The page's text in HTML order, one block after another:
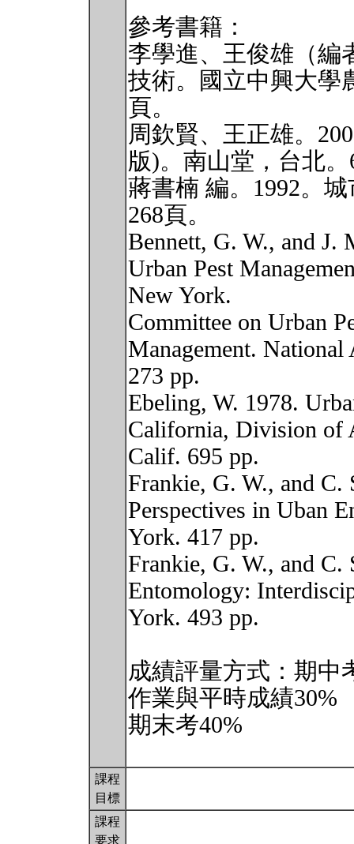
參考書籍：
李學進、王俊雄（編
技術。國立中興大學
頁。
周欽賢、王正雄。
版)。南山堂，台北。
蔣書楠 編。1992。
268頁。
Bennett, G. W., and J.
Urban Pest
New York.
Committee on Urban
Management. National
273 pp.
Ebeling, W. 1978.
California, Division of
Calif. 695 pp.
Frankie, G. W., and C.
Perspectives in Uban
York. 417 pp.
Frankie, G. W., and C.
Entomology:
York. 493 pp.
成績評量方式：期中
作業與平時成績30%
期末考40%
課程
目標
課程
要求